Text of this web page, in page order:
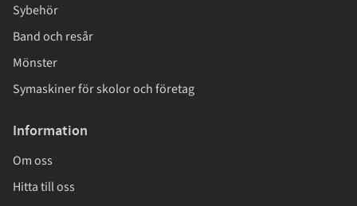
Sybehör
Band och resår
Mönster
Symaskiner för skolor och företag
Information
Om oss
Hitta till oss